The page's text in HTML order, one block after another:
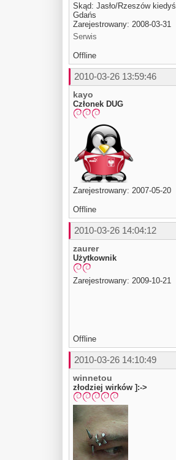
Skąd: Jasło/Rzeszów kiedyś
Gdańs
Zarejestrowany: 2008-03-31
Serwis
Offline
2010-03-26 13:59:46
kayo
Członek DUG
Zarejestrowany: 2007-05-20
Offline
2010-03-26 14:04:12
zaurer
Użytkownik
Zarejestrowany: 2009-10-21
Offline
2010-03-26 14:10:49
winnetou
złodziej wirków ]:->